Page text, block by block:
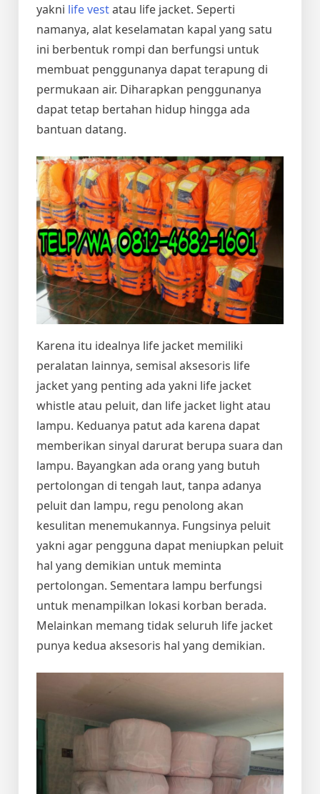
yakni life vestatau life jacket. Seperti
namanya, alat keselamatan kapal yang satu
ini berbentuk rompi dan berfungsi untuk
membuat penggunanya dapat terapung di
permukaan air. Diharapkan penggunanya
dapat tetap bertahan hidup hingga ada
bantuan datang.
Karena itu idealnya life jacket memiliki
peralatan lainnya, semisal aksesoris life
jacket yang penting ada yakni life jacket
whistle atau peluit, dan life jacket light atau
lampu. Keduanya patut ada karena dapat
memberikan sinyal darurat berupa suara dan
lampu. Bayangkan ada orang yang butuh
pertolongan di tengah laut, tanpa adanya
peluit dan lampu, regu penolong akan
kesulitan menemukannya. Fungsinya peluit
yakni agar pengguna dapat meniupkan peluit
hal yang demikian untuk meminta
pertolongan. Sementara lampu berfungsi
untuk menampilkan lokasi korban berada.
Melainkan memang tidak seluruh life jacket
punya kedua aksesoris hal yang demikian.